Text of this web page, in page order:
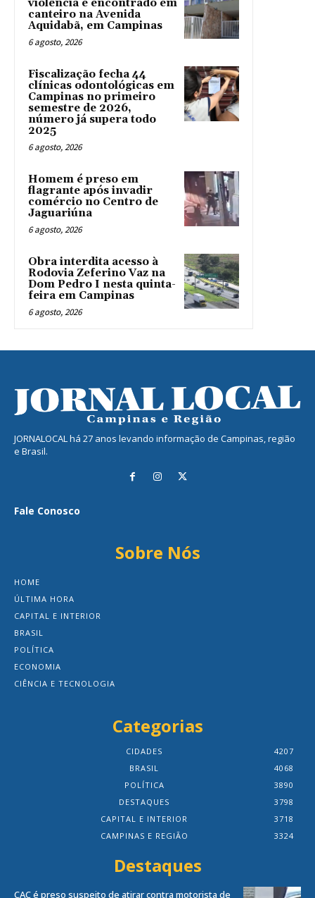
violência é encontrado em
canteiro na Avenida
Aquidabã, em Campinas
6 agosto, 2026
Fiscalização fecha 44
clínicas odontológicas em
Campinas no primeiro
semestre de 2026,
número já supera todo
2025
6 agosto, 2026
Homem é preso em
flagrante após invadir
comércio no Centro de
Jaguariúna
6 agosto, 2026
Obra interdita acesso à
Rodovia Zeferino Vaz na
Dom Pedro I nesta quinta-
feira em Campinas
6 agosto, 2026
JORNALOCAL há 27 anos levando informação de Campinas, região
e Brasil.
Fale Conosco
Sobre Nós
HOME
ÚLTIMA HORA
CAPITAL E INTERIOR
BRASIL
POLÍTICA
ECONOMIA
CIÊNCIA E TECNOLOGIA
Categorias
CIDADES
4207
BRASIL
4068
POLÍTICA
3890
DESTAQUES
3798
CAPITAL E INTERIOR
3718
CAMPINAS E REGIÃO
3324
Destaques
CAC é preso suspeito de atirar contra motorista de